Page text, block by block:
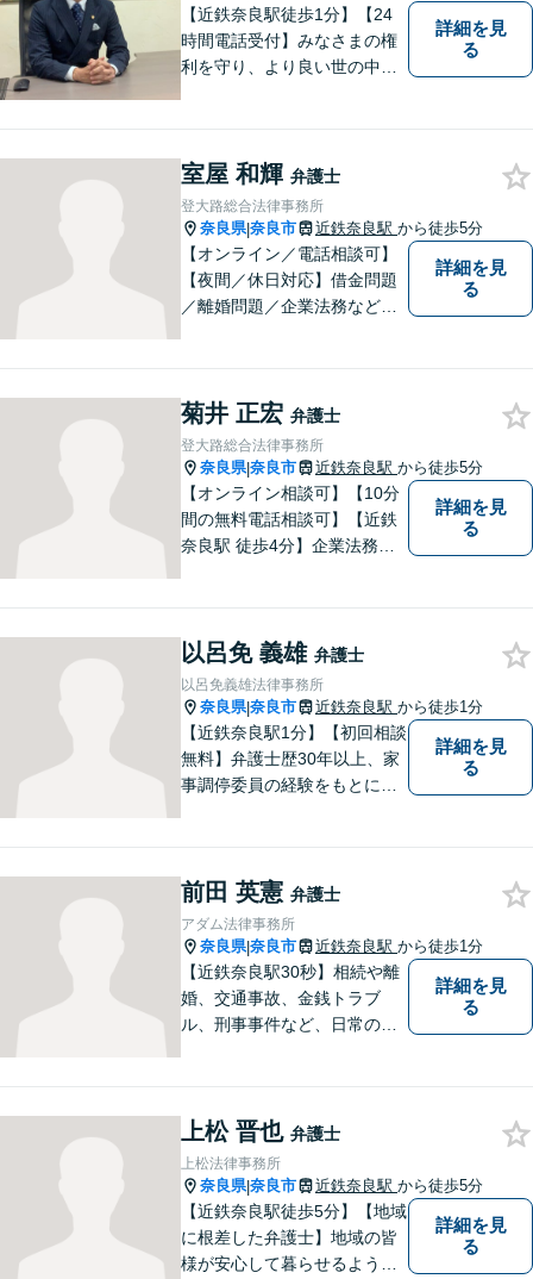
【近鉄奈良駅徒歩1分】【24
時間電話受付】みなさまの権
利を守り、より良い世の中に
ています。法律トラブルでお
悩みごとがありましたら、お
気軽にご相談ください。
詳細を見
る
室屋 和輝 弁護士
登大路総合法律事務所
奈良県|奈良市 近鉄奈良駅 から徒歩5分
【オンライン／電話相談可】
【夜間／休日対応】借金問題
／離婚問題／企業法務など幅
さまに安心を与えることを目
指します。【地域に根差した
弁護士】まずはお気軽にご相
談ください。
詳細を見
る
菊井 正宏 弁護士
登大路総合法律事務所
奈良県|奈良市 近鉄奈良駅 から徒歩5分
【オンライン相談可】【10分
間の無料電話相談可】【近鉄
奈良駅 徒歩4分】企業法務／
報をご提供します！少しでも
疑問をお持ちの方は、まずご
相談を！
詳細を見
る
以呂免 義雄 弁護士
以呂免義雄法律事務所
奈良県|奈良市 近鉄奈良駅 から徒歩1分
【近鉄奈良駅1分】【初回相談
無料】弁護士歴30年以上、家
事調停委員の経験をもとに複
発生前のご相談も受け付けて
おります。【電話相談可】
詳細を見
る
前田 英憲 弁護士
アダム法律事務所
奈良県|奈良市 近鉄奈良駅 から徒歩1分
【近鉄奈良駅30秒】相続や離
婚、交通事故、金銭トラブ
ル、刑事事件など、日常の中
はお気軽にご相談ください。
【初回相談料60分5,500円】
【分かりやすい説明】
詳細を見
る
上松 晋也 弁護士
上松法律事務所
奈良県|奈良市 近鉄奈良駅 から徒歩5分
【近鉄奈良駅徒歩5分】【地域
に根差した弁護士】地域の皆
様が安心して暮らせるように
詳細を見
る